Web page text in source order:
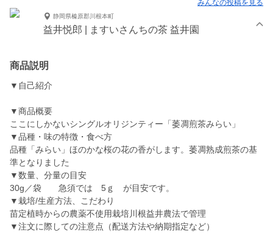
みんなの投稿を見る
静岡県榛原郡川根本町
益井悦郎 | ますいさんちの茶 益井園
商品説明
▼自己紹介
▼商品概要
ここにしかないシングルオリジンティー「萎凋煎茶みらい」
▼品種・味の特徴・食べ方
品種「みらい」ほのかな桜の花の香がします。萎凋熟成煎茶の基
準となりました
▼数量、分量の目安
30g／袋 急須では 5ｇ が目安です。
▼栽培/生産方法、こだわり
苗定植時からの農薬不使用栽培川根益井農法で管理
▼注文に際しての注意点（配送方法や納期指定など）